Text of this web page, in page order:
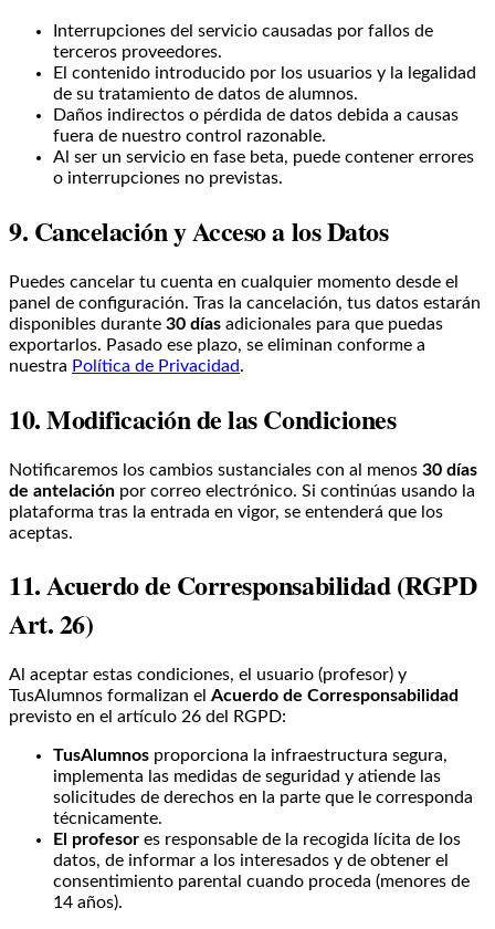
Interrupciones del servicio causadas por fallos de
terceros proveedores.
El contenido introducido por los usuarios y la legalidad
de su tratamiento de datos de alumnos.
Daños indirectos o pérdida de datos debida a causas
fuera de nuestro control razonable.
Al ser un servicio en fase beta, puede contener errores
o interrupciones no previstas.
9. Cancelación y Acceso a los Datos
Puedes cancelar tu cuenta en cualquier momento desde el
panel de configuración. Tras la cancelación, tus datos estarán
disponibles durante 30 días adicionales para que puedas
exportarlos. Pasado ese plazo, se eliminan conforme a
nuestra Política de Privacidad.
10. Modificación de las Condiciones
Notificaremos los cambios sustanciales con al menos 30 días
de antelación por correo electrónico. Si continúas usando la
plataforma tras la entrada en vigor, se entenderá que los
aceptas.
11. Acuerdo de Corresponsabilidad (RGPD
Art. 26)
Al aceptar estas condiciones, el usuario (profesor) y
TusAlumnos formalizan el Acuerdo de Corresponsabilidad
previsto en el artículo 26 del RGPD:
TusAlumnos proporciona la infraestructura segura,
implementa las medidas de seguridad y atiende las
solicitudes de derechos en la parte que le corresponda
técnicamente.
El profesor es responsable de la recogida lícita de los
datos, de informar a los interesados y de obtener el
consentimiento parental cuando proceda (menores de
14 años).